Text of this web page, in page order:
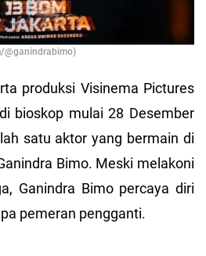
@ganindrabimo)
produksi Visinema Pictures
bioskop mulai 28 Desember
satu aktor yang bermain di
Bimo. Meski melakoni
Ganindra Bimo percaya diri
pemeran pengganti.